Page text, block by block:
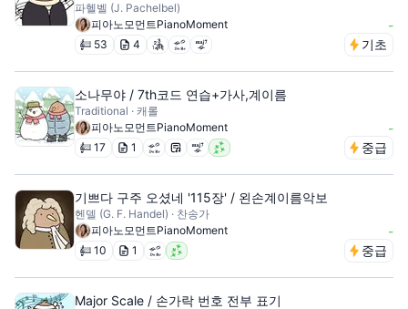
파헬벨 (J. Pachelbel)
피아노모먼트PianoMoment
-
53 4 기초
소나무야 / 7th코드 연습+가사,계이름
Traditional · 캐롤
피아노모먼트PianoMoment
-
17 1 중급
기쁘다 구주 오셨네 '115장' / 왼손계이름악보
헨델 (G. F. Handel) · 찬송가
피아노모먼트PianoMoment
-
10 1 중급
Major Scale / 손가락 번호 전부 표기